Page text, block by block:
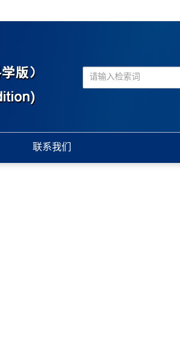
联系我们